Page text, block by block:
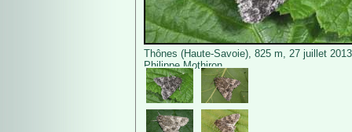
Thônes (Haute-Savoie), 825 m, 27 juillet
Philippe Mothiron.